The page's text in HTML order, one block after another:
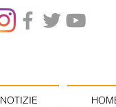
NOTIZIE